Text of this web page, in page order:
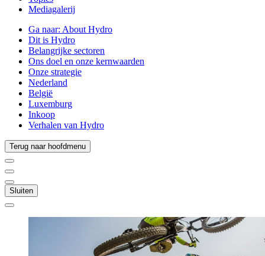
Mediagalerij
Ga naar: About Hydro
Dit is Hydro
Belangrijke sectoren
Ons doel en onze kernwaarden
Onze strategie
Nederland
België
Luxemburg
Inkoop
Verhalen van Hydro
Terug naar hoofdmenu
Sluiten